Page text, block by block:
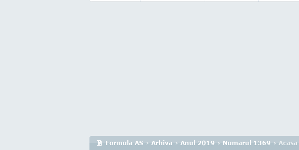
Formula AS › Arhiva › Anul 2019 › Numarul 1369 › Acasa